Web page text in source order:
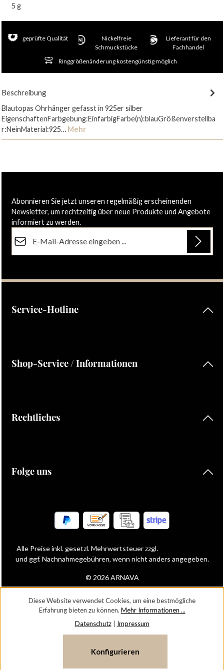
5 g
geprüfte Qualität
Nickelfreie
Schmuckstücke
Lieferant für den
Fachhandel
Ringgrößenänderung kostengünstig möglich
Beschreibung
Blautopas Ohrhänger gefasst in 925er silber
EigenschaftenFarbgebung:EinfarbigFarbe(n):blauGrößenverstellba
r:NeinMaterial:925… Mehr
Abonnieren Sie jetzt unseren regelmäßig erscheinenden
Newsletter, um rechtzeitig über neue Produkte und Angebote
informiert zu werden.
Ich habe dieDatenschutzbestimmungenzur Kenntnis
Service-Hotline
Shop-Service / Informationen
Rechtliches
Folge uns
© 2026 ARNAVA
Alle Preise inkl. gesetzl. Mehrwertsteuer zzgl.
und ggf. Nachnahmegebühren, wenn nicht anders angegeben.
Diese Website verwendet Cookies, um eine bestmögliche
Erfahrung bieten zu können. Mehr Informationen ...
Datenschutz| Impressum
Konfigurieren